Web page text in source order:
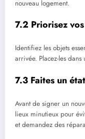
nouveau logement.
7.2 Priorisez
Identifiez les objets
arrivée. Placez-les
7.3 Faites un
Avant de signer un
lieux minutieux pour
et demandez des